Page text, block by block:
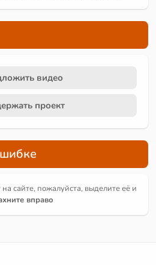
видео
проект
сайте, пожалуйста, выделите её и
вправо